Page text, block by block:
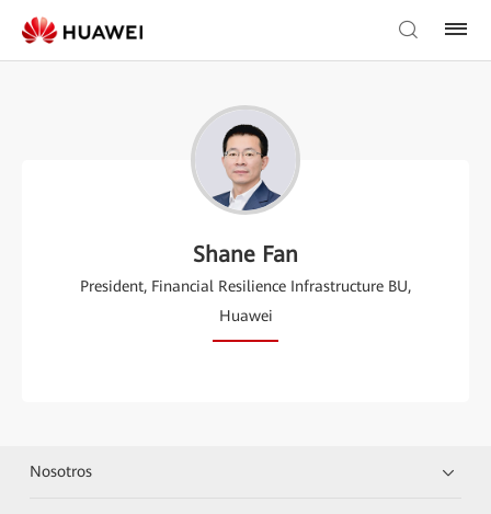
Shane Fan
President, Financial Resilience Infrastructure BU,
Huawei
Nosotros